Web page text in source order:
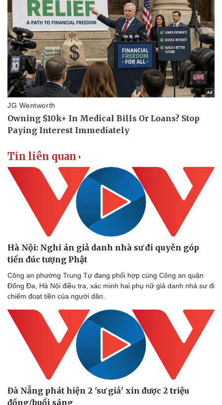
Doanh nghiệp
Thông tin doanh nghiệp
Doanh nghiệp 24h
Doanh nhân
Vì cộng đồng
Sành điệu
Tin Công nghệ
Trải nghiệm
Chuyển đổi số
Tin liên quan
Hà Nội: Nghi án giả danh nhà sư đi quyên góp
tiền đúc tượng Phật
Công an phường Trung Tự đang phối hợp cùng Công an quận
Đống Đa, Hà Nội điều tra, xác minh hai phụ nữ giả danh nhà sư đi
chiếm đoạt tiền của người dân.
Đà Nẵng phát hiện 2 'sư giả' xin được 2 triệu
đồng/buổi sáng